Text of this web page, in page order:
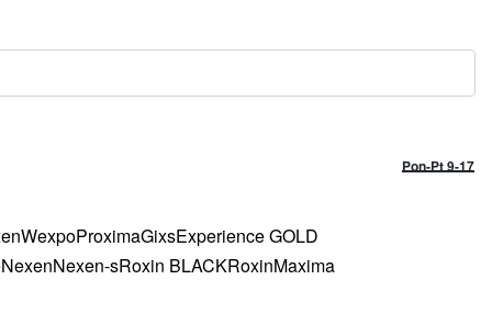
Pon-Pt 9-17
WexpoProximaGixsExperience GOLD
NexenNexen-sRoxin BLACKRoxinMaxima